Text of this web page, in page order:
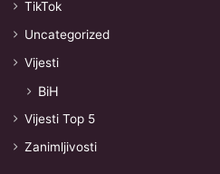
TikTok
Uncategorized
Vijesti
BiH
Vijesti Top 5
Zanimljivosti